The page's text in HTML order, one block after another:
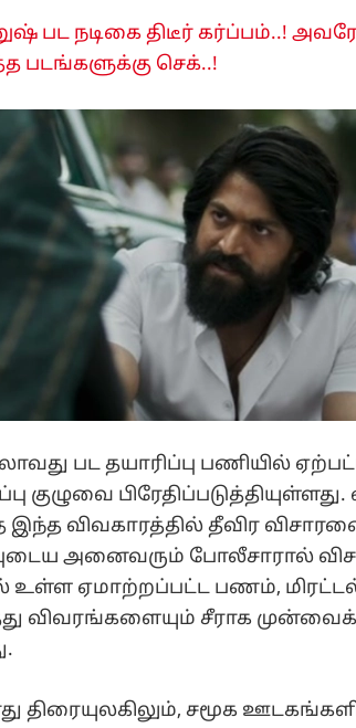
பட நடிகை திடீர் கர்ப்பம்..!
படங்களுக்கு செக்..!
பட தயாரிப்பு பணியில்
குழுவை
இந்த விவகாரத்தில் தீவிர
அனைவரும் போலீசாரால்
உள்ள ஏமாற்றப்பட்ட பணம்,
சீராக
திரையுலகிலும், சமூக